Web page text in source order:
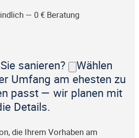
— 0 € Beratung
sanieren?
Wählen
Umfang am ehesten zu
passt — wir planen mit
Details.
die Ihrem Vorhaben am